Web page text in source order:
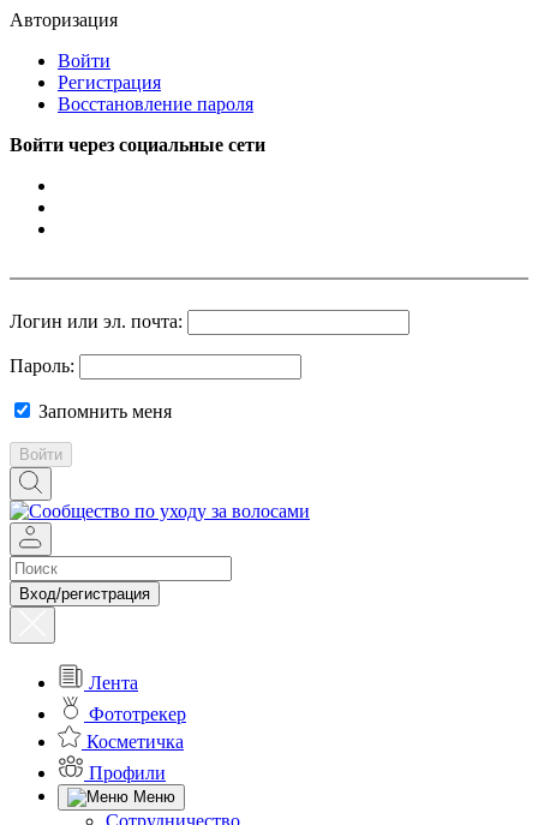
Авторизация
Войти
Регистрация
Восстановление пароля
Войти через социальные сети
Логин или эл. почта:
Пароль:
Запомнить меня
Войти
Вход/регистрация
Лента
Фототрекер
Косметичка
Профили
Меню
Сотрудничество